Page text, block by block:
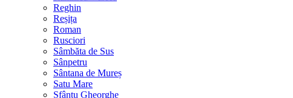
Reghin
Reșița
Roman
Rusciori
Sâmbăta de Sus
Sânpetru
Sântana de Mureș
Satu Mare
Sfântu Gheorghe